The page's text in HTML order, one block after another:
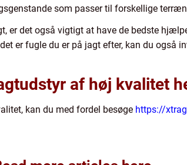
som passer til forskellige
er det også vigtigt at have de bedste
er fugle du er på jagt efter, kan du også
af høj kvalitet
kan du med fordel besøge https://